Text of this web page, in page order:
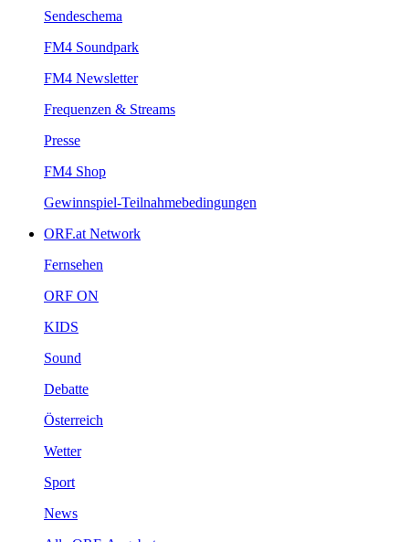
Sendeschema
FM4Soundpark
FM4Newsletter
Frequenzen&Streams
Presse
FM4Shop
Gewinnspiel-Teilnahmebedingungen
ORF.atNetwork
Fernsehen
ORFON
KIDS
Sound
Debatte
Österreich
Wetter
Sport
News